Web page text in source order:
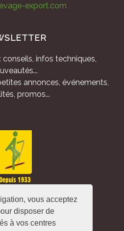
vous acceptez
disposer de
à vos centres
export.com
conseils, infos techniques,
annonces, événements,
promos...